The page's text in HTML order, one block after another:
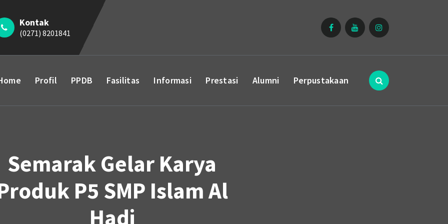
Kontak
(0271) 8201841
Profil PPDB Fasilitas Informasi Prestasi Alumni Perpustakaan
Semarak Gelar Karya
P5 SMP Islam Al
Hadi